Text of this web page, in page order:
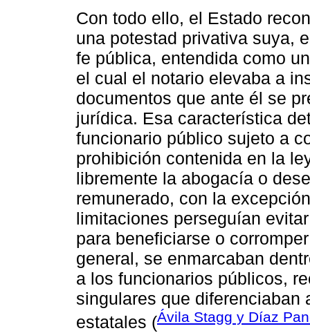
Con todo ello, el Estado
una potestad privativa suya,
fe pública, entendida como
el cual el notario elevaba a
documentos que ante él se
jurídica. Esa característica
funcionario público sujeto a
prohibición contenida en la
libremente la abogacía o
remunerado, con la
limitaciones perseguían
para beneficiarse o
general, se enmarcaban
a los funcionarios públicos,
singulares que diferenciaban
estatales (Ávila Stagg y Díaz